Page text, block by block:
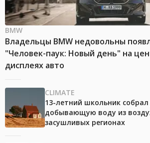
BMW
Владельцы BMW недовольны
"Человек-паук: Новый день" на
дисплеях авто
CLIMATE
13-летний школьник собрал
добывающую воду из
засушливых регионах